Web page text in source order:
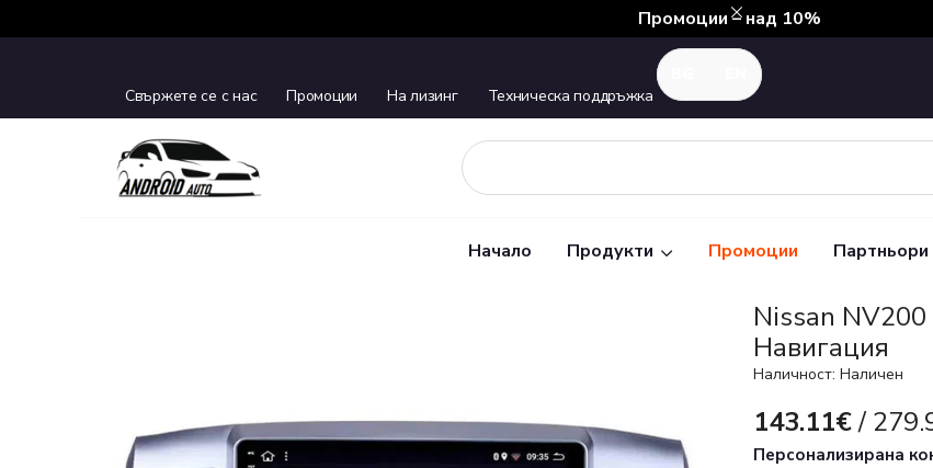
Промоции – над 10%
Свържете се с нас
Промоции На лизинг Техническа поддръжка
Начало Продукти Промоции Партньори
Nissan
Навигация
Наличност: Наличен
143.11€/
Персонализирана